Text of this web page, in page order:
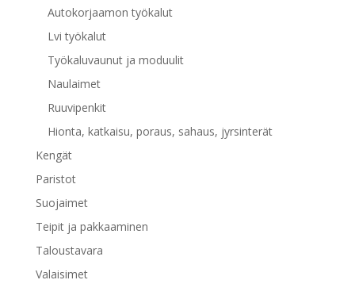
Autokorjaamon työkalut
Lvi työkalut
Työkaluvaunut ja moduulit
Naulaimet
Ruuvipenkit
Hionta, katkaisu, poraus, sahaus, jyrsinterät
Kengät
Paristot
Suojaimet
Teipit ja pakkaaminen
Taloustavara
Valaisimet